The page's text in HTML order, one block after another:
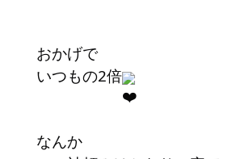
おかげで
いつもの2倍
なんか